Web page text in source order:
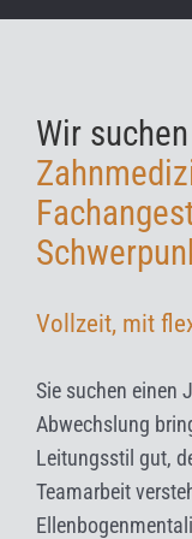
Kontakt
Wir
Vollzeit, mit
Sie suchen einen
Abwechslung
Leitungsstil gut,
Teamarbeit